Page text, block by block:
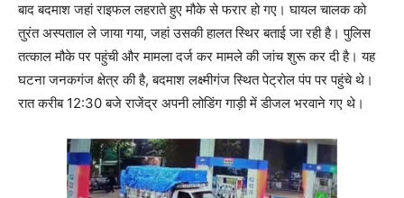
बाद बदमाश जहां राइफल लहराते हुए मौके से फरार हो गए। घायल चालक को
तुरंत अस्पताल ले जाया गया, जहां उसकी हालत स्थिर बताई जा रही है। पुलिस
तत्काल मौके पर पहुंची और मामला दर्ज कर मामले की जांच शुरू कर दी है। यह
घटना जनकगंज क्षेत्र की है, बदमाश लक्ष्मीगंज स्थित पेट्रोल पंप पर पहुंचे थे।
रात करीब 12:30 बजे राजेंद्र अपनी लोडिंग गाड़ी में डीजल भरवाने गए थे।